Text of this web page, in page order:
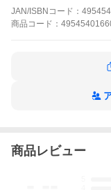
こんな方におすすめ
・石けんシャンプー後
・精油に敏感、香りが
ボトル・ポンプをよ
JAN/ISBNコード：
商品 コード：
商品レビュー